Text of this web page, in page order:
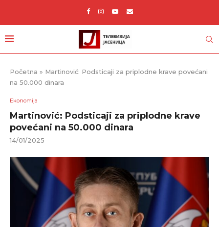
Početna » Martinović: Podsticaji za priplodne krave povećani
na 50.000 dinara
Ekonomija
Martinović: Podsticaji za priplodne krave
povećani na 50.000 dinara
14/01/2025